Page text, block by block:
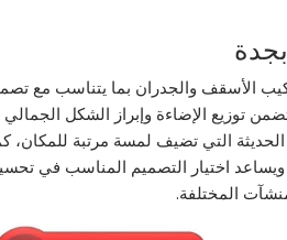
الأسقف والجدران بما يتناسب مع
توزيع الإضاءة وإبراز الشكل الجمالي
التي تضيف لمسة مرتبة
ويساعد اختيار التصميم المناسب في
المختلفة.